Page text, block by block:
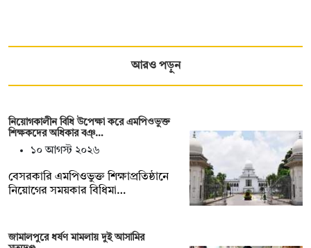
আরও পড়ুন
নিয়োগকালীন বিধি উপেক্ষা করে এমপিওভুক্ত
শিক্ষকদের অধিকার বঞ্…
১০ আগস্ট ২০২৬
বেসরকারি এমপিওভুক্ত শিক্ষাপ্রতিষ্ঠানে
নিয়োগের সময়কার বিধিমা…
জামালপুরে ধর্ষণ মামলায় দুই আসামির